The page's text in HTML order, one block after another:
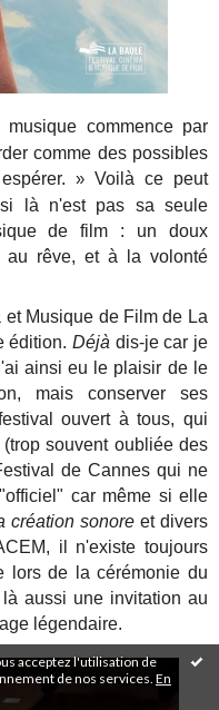
acceptez l'utilisation de
de nos services. En
musique commence par
comme des possibles
» Voilà ce peut
si là n'est pas sa seule
de film : un doux
au rêve, et à la volonté
Musique de Film de La
édition. Déjà dis-je car je
ainsi eu le plaisir de le
mais conserver ses
ouvert à tous, qui
souvent oubliée des
de Cannes qui ne
car même si elle
création sonore et divers
il n'existe toujours
lors de la cérémonie du
aussi une invitation au
légendaire.